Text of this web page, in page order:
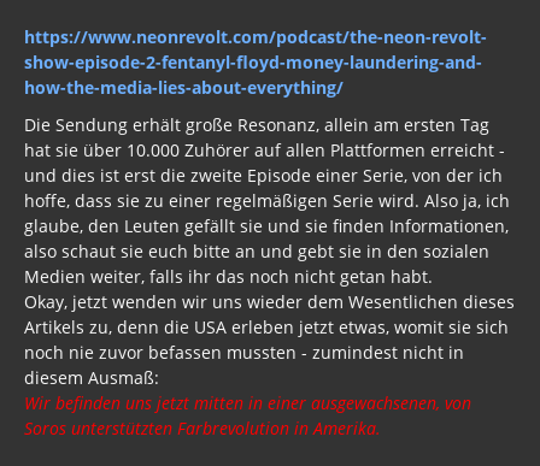
https://www.neonrevolt.com/podcast/the-neon-revolt-
show-episode-2-fentanyl-floyd-money-laundering-and-
how-the-media-lies-about-everything/
Die Sendung erhält große Resonanz, allein am ersten Tag
hat sie über 10.000 Zuhörer auf allen Plattformen erreicht -
und dies ist erst die zweite Episode einer Serie, von der ich
hoffe, dass sie zu einer regelmäßigen Serie wird. Also ja, ich
glaube, den Leuten gefällt sie und sie finden Informationen,
also schaut sie euch bitte an und gebt sie in den sozialen
Medien weiter, falls ihr das noch nicht getan habt.
Okay, jetzt wenden wir uns wieder dem Wesentlichen dieses
Artikels zu, denn die USA erleben jetzt etwas, womit sie sich
noch nie zuvor befassen mussten - zumindest nicht in
diesem Ausmaß:
Wir befinden uns jetzt mitten in einer ausgewachsenen, von
Soros unterstützten Farbrevolution in Amerika.